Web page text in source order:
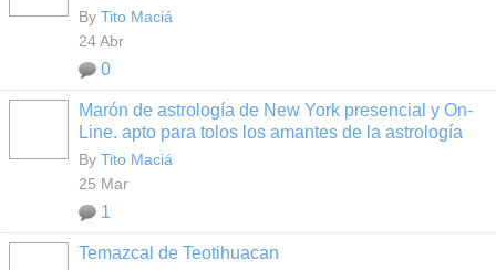
By Tito Maciá
24 Abr
0
Marón de astrología de New York presencial y On-
Line. apto para tolos los amantes de la astrología
By Tito Maciá
25 Mar
1
Temazcal de Teotihuacan